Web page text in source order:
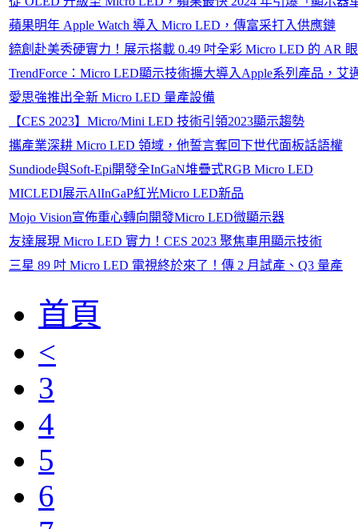
蘋果明年 Apple Watch 導入 Micro LED，傳富采打入供應鏈
錼創赴美秀硬實力！展示搭載 0.49 吋全彩 Micro LED 的 AR
TrendForce：Micro LED顯示技術擴大導入Apple系列產品，艾
愛思強推出全新 Micro LED 量產設備
【CES 2023】Micro/Mini LED 技術引領2023顯示趨勢
攜產業深耕 Micro LED 領域，他誓言奪回下世代面板話語權
Sundiode與Soft-Epi開發全InGaN堆疊式RGB Micro LED
MICLEDI展示AlInGaP紅光Micro LED新品
Mojo Vision宣佈重心轉向開發Micro LED微顯示器
友達展現 Micro LED 實力！CES 2023 聚焦車用顯示技術
三星 89 吋 Micro LED 電視終於來了！傳 2 月試產、Q3 量產
首頁
<
3
4
5
6